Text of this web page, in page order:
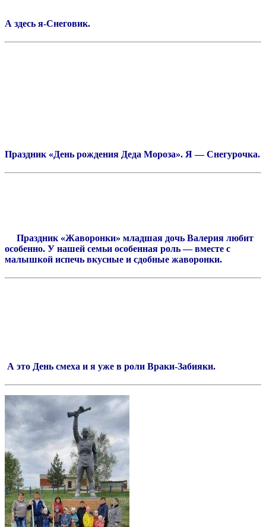
А здесь я-Снеговик.
Праздник «День рождения Деда Мороза». Я — Снегурочка.
Праздник «Жаворонки» младшая дочь Валерия любит
особенно. У нашей семьи особенная роль — вместе с
малышкой испечь вкусные и сдобные жаворонки.
А это День смеха и я уже в роли Враки-Забияки.